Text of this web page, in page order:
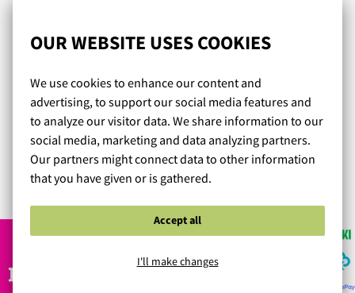
OUR WEBSITE USES COOKIES
We use cookies to enhance our content and
advertising, to support our social media features and
to analyze our visitor data. We share information to our
social media, marketing and data analyzing partners.
Our partners might connect data to other information
that you have given or is gathered.
Accept all
I'll make changes
jälkeen en ole edes harkinnut tekeväni hankintoja muualta.
kokovalintaan ja saanut avun nopeasti ja tehnyt erittäin
onnistuneita ostoksia. Välillä koko tai istuvuus ei ole hyvä,
mutta palautus/vaihto on helppoa ja nopeaa. En voi muuta
kuin suositella lämpimästi kaikille,